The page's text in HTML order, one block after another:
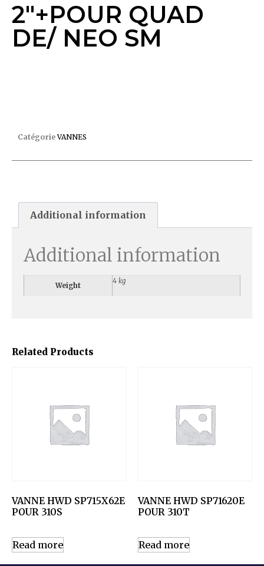
2″+POUR QUAD
DE/ NEO SM
Related Products
VANNE HWD SP715X62E
POUR 310S
Read more
VANNE HWD SP71620E
POUR 310T
Read more
Catégorie VANNES
Additional information
Additional information
Weight
4 kg